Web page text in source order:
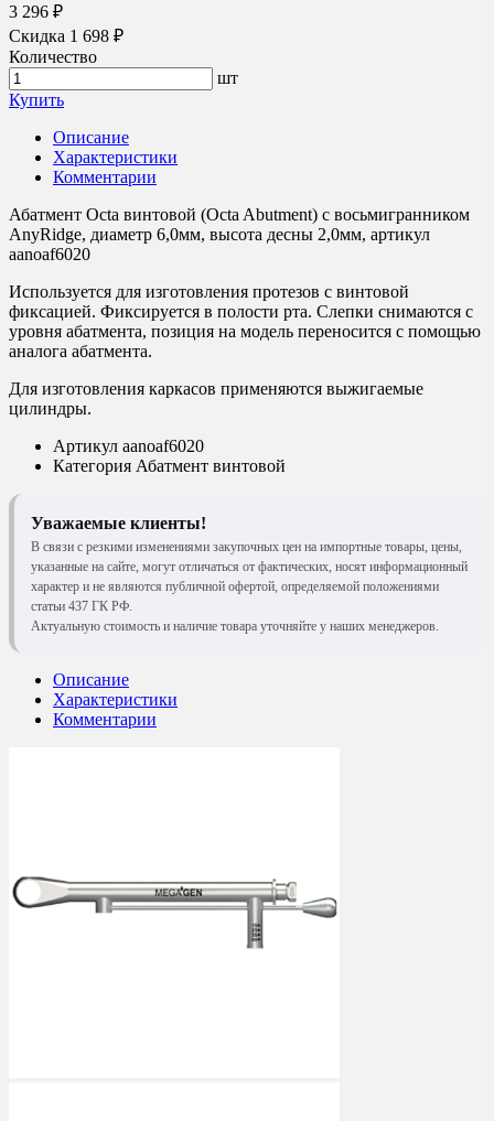
3 296 ₽
Скидка 1 698 ₽
Количество
шт
Купить
Описание
Характеристики
Комментарии
Абатмент Octa винтовой (Octa Abutment) с восьмигранником
AnyRidge, диаметр 6,0мм, высота десны 2,0мм, артикул
aanoaf6020
Используется для изготовления протезов с винтовой
фиксацией. Фиксируется в полости рта. Слепки снимаются с
уровня абатмента, позиция на модель переносится с помощью
аналога абатмента.
Для изготовления каркасов применяются выжигаемые
цилиндры.
Артикул aanoaf6020
Категория Абатмент винтовой
Уважаемые клиенты!
В связи с резкими изменениями закупочных цен на импортные товары, цены,
указанные на сайте, могут отличаться от фактических, носят информационный
характер и не являются публичной офертой, определяемой положениями
статьи 437 ГК РФ.
Актуальную стоимость и наличие товара уточняйте у наших менеджеров.
Описание
Характеристики
Комментарии